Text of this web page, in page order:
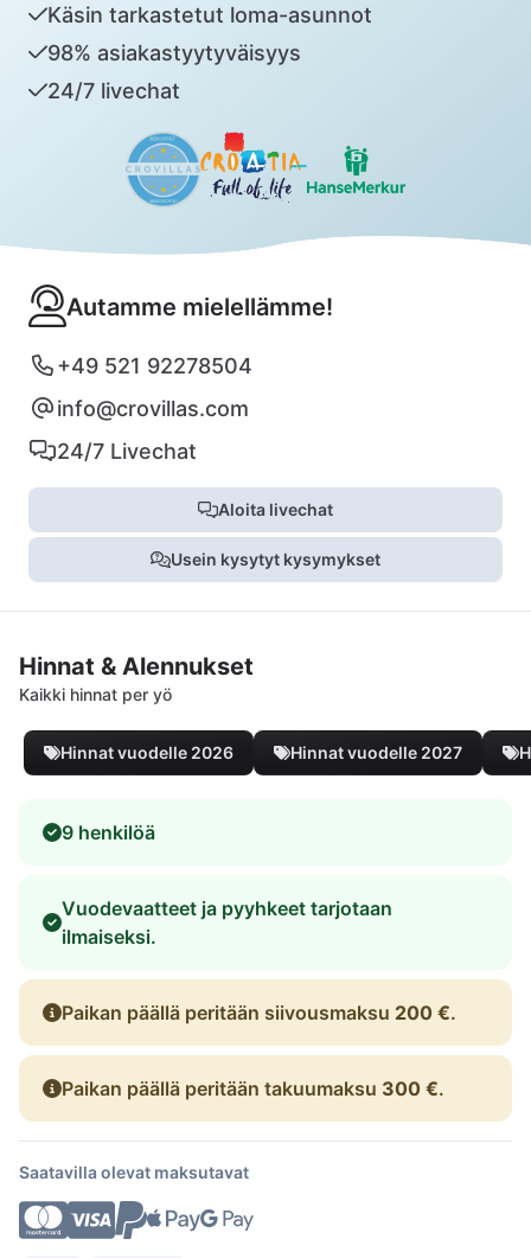
Käsin tarkastetut loma-asunnot
98% asiakastyytyväisyys
24/7 livechat
Autamme mielellämme!
+49 521 92278504
info@crovillas.com
24/7 Livechat
Aloita livechat
Usein kysytyt kysymykset
Hinnat & Alennukset
Kaikki hinnat per yö
Hinnat vuodelle 2026 Hinnat vuodelle 2027
9 henkilöä
Vuodevaatteet ja pyyhkeet tarjotaan
ilmaiseksi.
Paikan päällä peritään siivousmaksu 200 €.
Paikan päällä peritään takuumaksu 300 €.
Saatavilla olevat maksutavat